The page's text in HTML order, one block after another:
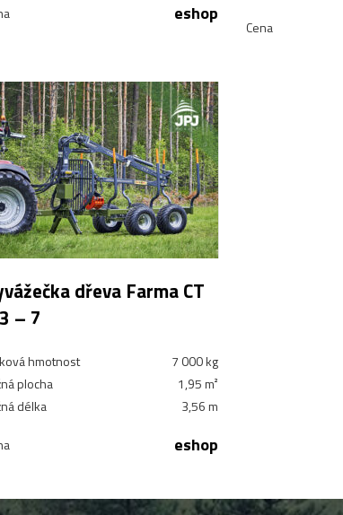
eshop
Cena
dřeva Farma CT
– 7
hmotnost
7 000 kg
plocha
1,95 m²
délka
3,56 m
eshop